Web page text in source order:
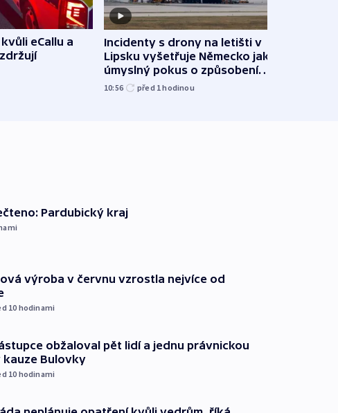
eCallu a
Incidenty s drony na letišti v
Lipsku vyšetřuje Německo jako
úmyslný pokus o způsobení
exploze
10:56 před 1hodinou
Pardubický kraj
výroba v červnu vzrostla nejvíce od
10 hodinami
obžaloval pět lidí a jednu právnickou
kauze Bulovky
10 hodinami